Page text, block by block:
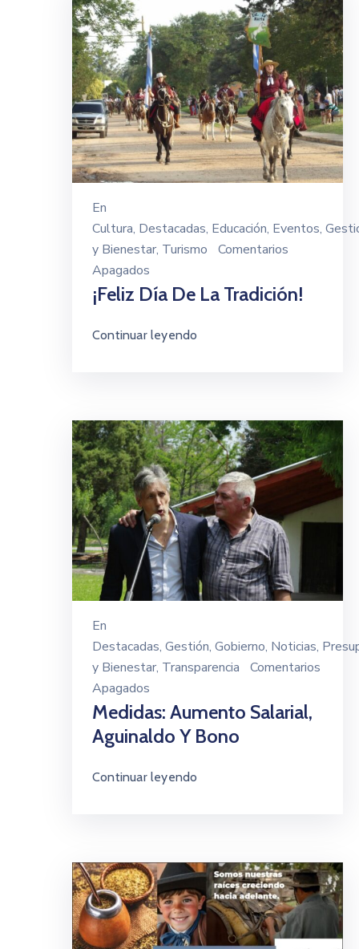
En
Cultura‚ Destacadas‚ Educación‚ Eventos‚
y Bienestar‚ Turismo
Comentarios
Apagados
¡Feliz Día De La Tradición!
Continuar leyendo
En
Destacadas‚ Gestión‚ Gobierno‚ Noticias‚
y Bienestar‚ Transparencia
Comentarios
Apagados
Medidas: Aumento Salarial,
Aguinaldo Y Bono
Continuar leyendo